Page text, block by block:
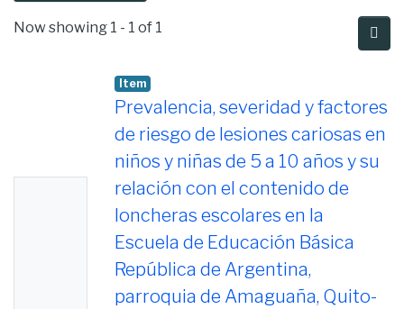
Now showing 1 - 1 of 1
Item
Prevalencia, severidad y factores
de riesgo de lesiones cariosas en
niños y niñas de 5 a 10 años y su
relación con el contenido de
loncheras escolares en la
Escuela de Educación Básica
República de Argentina,
parroquia de Amaguaña, Quito-